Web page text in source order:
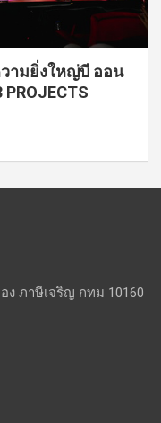
ามยิ่งใหญ่บี ออน
ง ภาษีเจริญ กทม 10160